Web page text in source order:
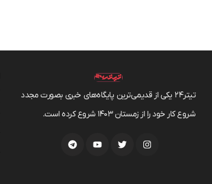
تیتر24 یکی از قدیمی‌ترین پایگاه‌های خبری بصورت مجدد
شروع کار خود را از زمستان 1403 شروع کرده است.